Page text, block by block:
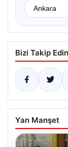
Bizi Takip Edin
Yan Manşet